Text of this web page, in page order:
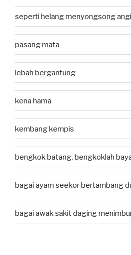
seperti helang menyongsong
pasang mata
lebah bergantung
kena hama
kembang kempis
bengkok batang, bengkoklah
bagai ayam seekor bertambang
bagai awak sakit daging